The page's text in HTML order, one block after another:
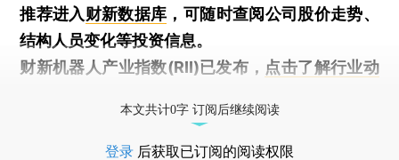
推荐进入财新数据库 ，可随时查阅公司股价走势、
结构人员变化等投资信息。
财新机器人产业指数(RII)已发布， 点击了解行业动
本文共计0字 订阅后继续阅读
登录 后获取已订阅的阅读权限